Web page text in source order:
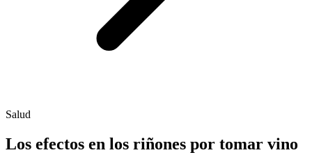
Salud
Los efectos en los riñones por tomar vino